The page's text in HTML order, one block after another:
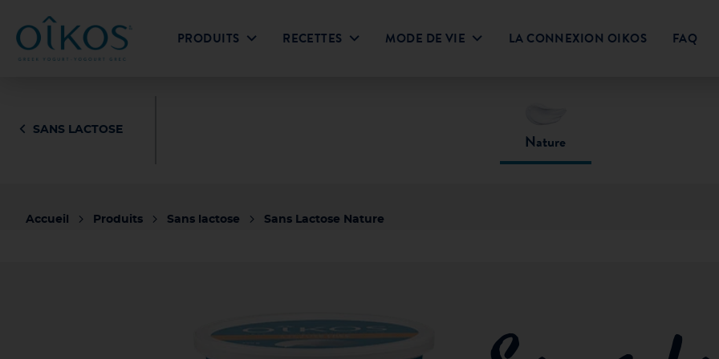
PRODUITS RECETTES MODE DE VIE LA CONNEXION OIKOS FAQ
Sans lactoseMoins de sucre
SANS LACTOSE
Nature
Accueil Produits Sans lactose Sans Lactose Nature